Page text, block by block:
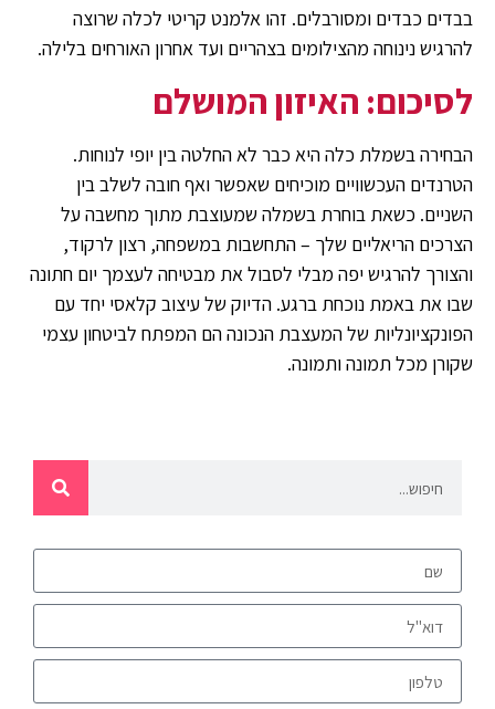
בבדים כבדים ומסורבלים. זהו אלמנט קריטי לכלה שרוצה
להרגיש נינוחה מהצילומים בצהריים ועד אחרון האורחים בלילה.
לסיכום: האיזון המושלם
הבחירה בשמלת כלה היא כבר לא החלטה בין יופי לנוחות.
הטרנדים העכשוויים מוכיחים שאפשר ואף חובה לשלב בין
השניים. כשאת בוחרת בשמלה שמעוצבת מתוך מחשבה על
הצרכים הריאליים שלך – התחשבות במשפחה, רצון לרקוד,
והצורך להרגיש יפה מבלי לסבול את מבטיחה לעצמך יום חתונה
שבו את באמת נוכחת ברגע. הדיוק של עיצוב קלאסי יחד עם
הפונקציונליות של המעצבת הנכונה הם המפתח לביטחון עצמי
שקורן מכל תמונה ותמונה.